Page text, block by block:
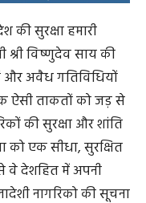
विभाग ने यह भी स्पष्ट
प्राप्त सूचनाओं की
लोगों को किसी भी